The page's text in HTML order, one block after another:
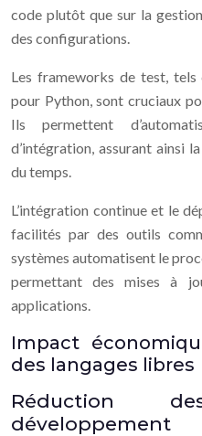
code plutôt que sur la
des configurations.
Les frameworks de test,
pour Python, sont cruciaux
Ils permettent
d’intégration, assurant ainsi
du temps.
L’intégration continue et le
facilités par des outils
systèmes automatisent le
permettant des mises à
applications.
Impact
des langages libres
Réduction
développement